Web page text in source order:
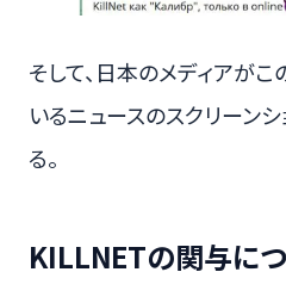
そして、日本のメディアが
いるニュースのスクリーン
る。
KILLNETの関与に